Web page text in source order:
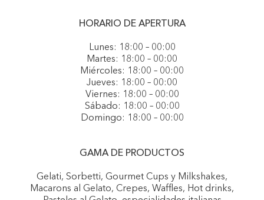
HORARIO DE APERTURA
Lunes: 18:00 – 00:00
Martes: 18:00 – 00:00
Miércoles: 18:00 – 00:00
Jueves: 18:00 – 00:00
Viernes: 18:00 – 00:00
Sábado: 18:00 – 00:00
Domingo: 18:00 – 00:00
GAMA DE PRODUCTOS
Gelati, Sorbetti, Gourmet Cups y Milkshakes,
Macarons al Gelato, Crepes, Waffles, Hot drinks,